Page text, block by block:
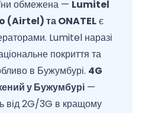
обмежена — Lumitel
та ONATELє
Lumitel наразі
покриття та
в Бужумбурі. 4G
у Бужумбурі —
від 2G/3G в кращому